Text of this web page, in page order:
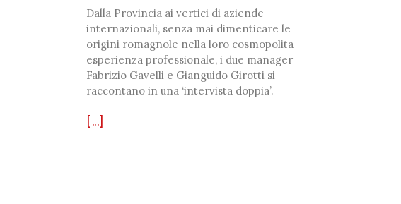
Dalla Provincia ai vertici di aziende
internazionali, senza mai dimenticare le
origini romagnole nella loro cosmopolita
esperienza professionale, i due manager
Fabrizio Gavelli e Gianguido Girotti si
raccontano in una ‘intervista doppia’.
[...]